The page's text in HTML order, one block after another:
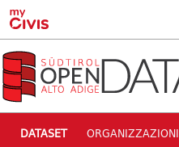
Skip to main content
DATASET ORGANIZZAZIONI